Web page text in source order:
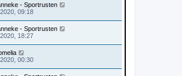
- Sportrusten
09:18
- Sportrusten
18:27
00:30